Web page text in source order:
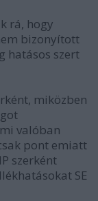
rá, hogy
bizonyított
hatásos szert
miközben
valóban
pont emiatt
szerként
SE